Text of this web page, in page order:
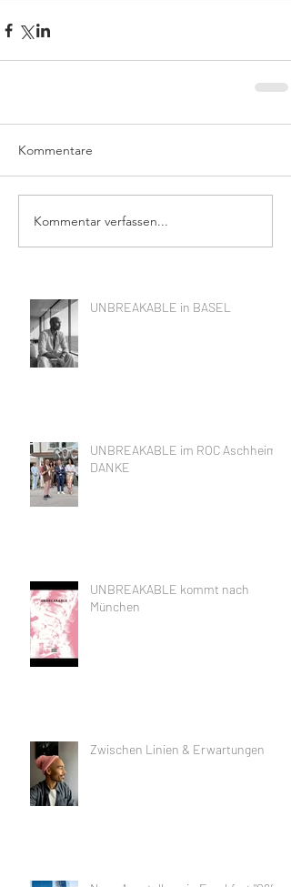
Kommentare
Kommentar verfassen...
UNBREAKABLE in BASEL
UNBREAKABLE im ROC Aschheim,
DANKE
UNBREAKABLE kommt nach
München
Zwischen Linien & Erwartungen